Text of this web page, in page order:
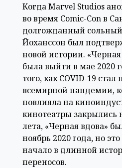
Когда Marvel Studios
во время Comic-Con в
долгожданный
Йоханссон был
новой истории.
была выйти в мае 2020
того, как COVID-19
всемирной пандемии,
повлияла на
кинотеатры закрылись
лета, «Черная вдова»
ноябрь 2020 года, но
начало в длинной
переносов.